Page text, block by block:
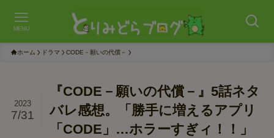
MENU
ホーム ドラマ CODE－願いの代償－
『CODE－願いの代償－』5話ネタ
バレ感想。「勝手に増えるアプリ
「CODE」…ホラーすぎィ！！」
2023
7/31